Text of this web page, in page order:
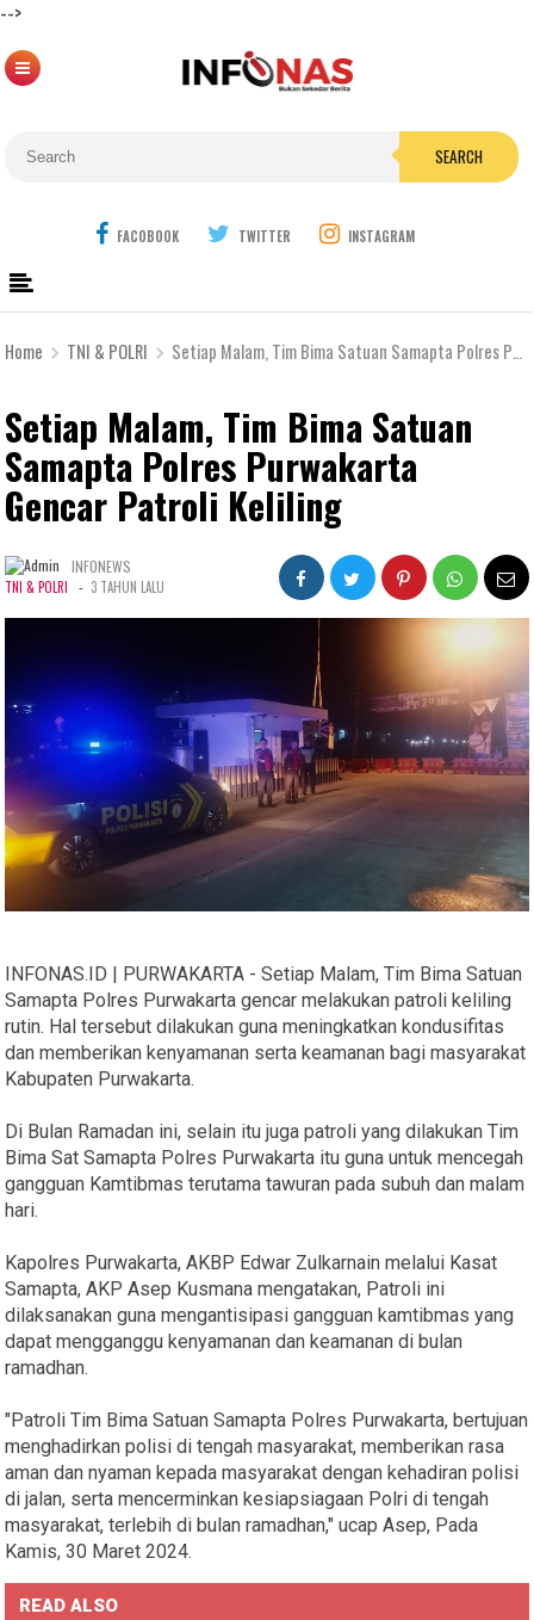
-->
SEARCH
FACOBOOK TWITTER INSTAGRAM
Home TNI & POLRI Setiap Malam, Tim Bima Satuan Samapta Polres Purwakarta Gencar Patroli Keliling
Setiap Malam, Tim Bima Satuan
Samapta Polres Purwakarta
Gencar Patroli Keliling
INFONEWS
TNI & POLRI - 3 TAHUN LALU
INFONAS.ID | PURWAKARTA - Setiap Malam, Tim Bima Satuan
Samapta Polres Purwakarta gencar melakukan patroli keliling
rutin. Hal tersebut dilakukan guna meningkatkan kondusifitas
dan memberikan kenyamanan serta keamanan bagi masyarakat
Kabupaten Purwakarta.
Di Bulan Ramadan ini, selain itu juga patroli yang dilakukan Tim
Bima Sat Samapta Polres Purwakarta itu guna untuk mencegah
gangguan Kamtibmas terutama tawuran pada subuh dan malam
hari.
Kapolres Purwakarta, AKBP Edwar Zulkarnain melalui Kasat
Samapta, AKP Asep Kusmana mengatakan, Patroli ini
dilaksanakan guna mengantisipasi gangguan kamtibmas yang
dapat mengganggu kenyamanan dan keamanan di bulan
ramadhan.
"Patroli Tim Bima Satuan Samapta Polres Purwakarta, bertujuan
menghadirkan polisi di tengah masyarakat, memberikan rasa
aman dan nyaman kepada masyarakat dengan kehadiran polisi
di jalan, serta mencerminkan kesiapsiagaan Polri di tengah
masyarakat, terlebih di bulan ramadhan," ucap Asep, Pada
Kamis, 30 Maret 2024.
READ ALSO